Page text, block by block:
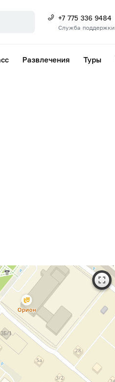
+7 775 336 9484
Служба поддержки
Развлечения Туры